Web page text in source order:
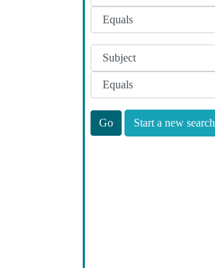
Start a new search